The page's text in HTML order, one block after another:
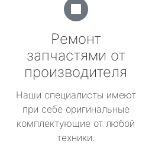
Ремонт
запчастями от
производителя
Наши специалисты имеют
при себе оригинальные
комплектующие от любой
техники.